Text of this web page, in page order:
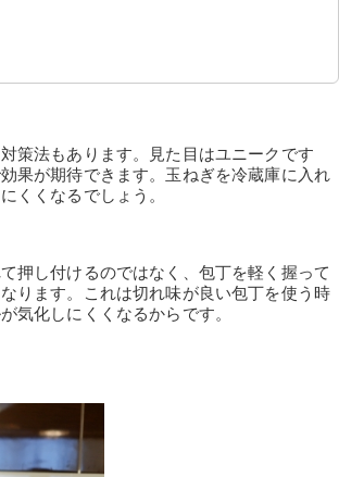
策法もあります。見た目はユニークです
果が期待できます。玉ねぎを冷蔵庫に入れ
くくなるでしょう。
押し付けるのではなく、包丁を軽く握って
ります。これは切れ味が良い包丁を使う時
気化しにくくなるからです。